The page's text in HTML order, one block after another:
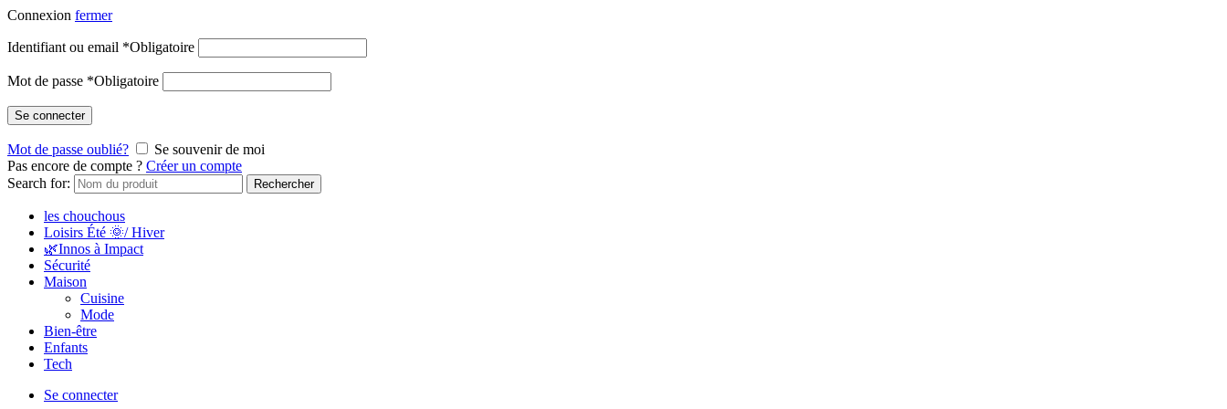
Connexion fermer
Identifiant ou email *Obligatoire
Mot de passe *Obligatoire
Se connecter
Mot de passe oublié?
Se souvenir de moi
Pas encore de compte ? Créer un compte
Search for:
Rechercher
les chouchous
Loisirs Été 🌞/ Hiver
🌿Innos à Impact
Sécurité
Maison
Cuisine
Mode
Bien-être
Enfants
Tech
Se connecter